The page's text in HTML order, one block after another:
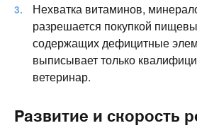
Нехватка витаминов,
разрешается покупкой
содержащих дефицитные
выписывает только
ветеринар.
Развитие и скорость